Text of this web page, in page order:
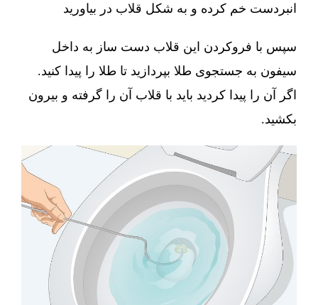
انبردست خم کرده و به شکل قلاب در بیاورید
سپس با فروکردن این قلاب دست ساز به داخل
سیفون به جستجوی طلا بپردازید تا طلا را پیدا کنید.
اگر آن را پیدا کردید باید با قلاب آن را گرفته و بیرون
بکشید.